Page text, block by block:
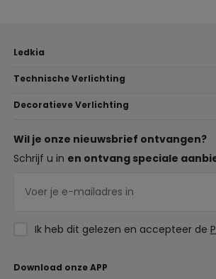
Ledkia
Technische Verlichting
Decoratieve Verlichting
Wil je onze nieuwsbrief ontvangen?
Schrijf u in en ontvang speciale
Ik heb dit gelezen en accepteer de
Download onze APP